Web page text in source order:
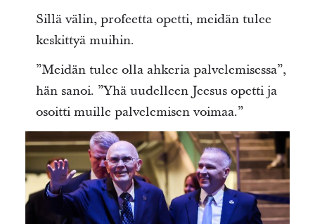
Sillä välin, profeetta opetti, meidän tulee
keskittyä muihin.
”Meidän tulee olla ahkeria palvelemisessa”,
hän sanoi. ”Yhä uudelleen Jeesus opetti ja
osoitti muille palvelemisen voimaa.”